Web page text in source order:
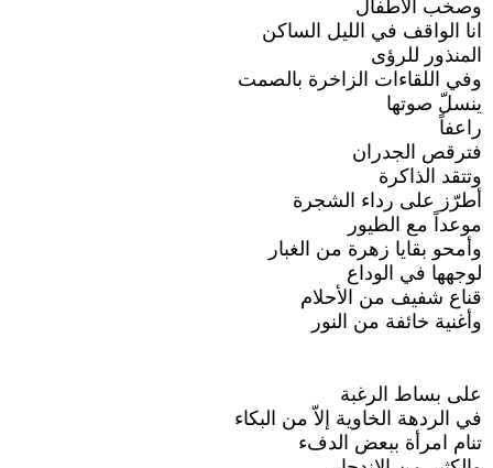
وصخب الأطفال
انا الواقف في الليل الساكن
المنذور للرؤى
وفي اللقاءات الزاخرة بالصمت
ينسلّ صوتها
راعفاً
فترقص الجدران
وتتقد الذاكرة
أطرّز على رداء الشجرة
موعداً مع الطيور
وأمحو بقايا زهرة من الغبار
لوجهها في الوداع
قناع شفيف من الأحلام
وأغنية خائفة من النور
على بساط الرغبة
في الردهة الخاوية إلاّ من البكاء
تنام امرأة ببعض الدفء